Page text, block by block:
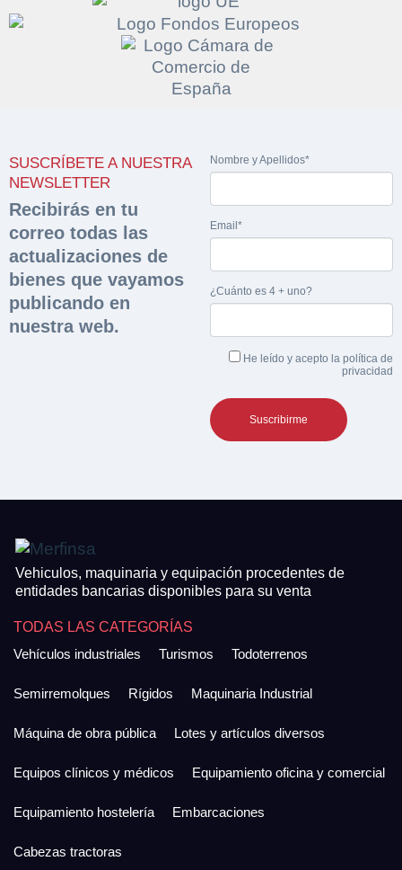
SUSCRÍBETE A NUESTRA
NEWSLETTER
Recibirás en tu
correo todas las
actualizaciones de
bienes que vayamos
publicando en
nuestra web.
Nombre y Apellidos*
Email*
¿Cuánto es 4 + uno?
He leído y acepto la política de
privacidad
Vehiculos, maquinaria y equipación procedentes de
entidades bancarias disponibles para su venta
TODAS LAS CATEGORÍAS
Vehículos industriales
Turismos Todoterrenos
Semirremolques Rígidos Maquinaria Industrial
Máquina de obra pública Lotes y artículos diversos
Equipos clínicos y médicos Equipamiento oficina y comercial
Equipamiento hostelería Embarcaciones
Cabezas tractoras